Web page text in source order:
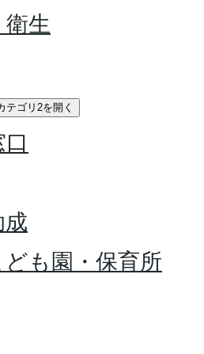
生
テゴリ2を開く
成
も園・保育所